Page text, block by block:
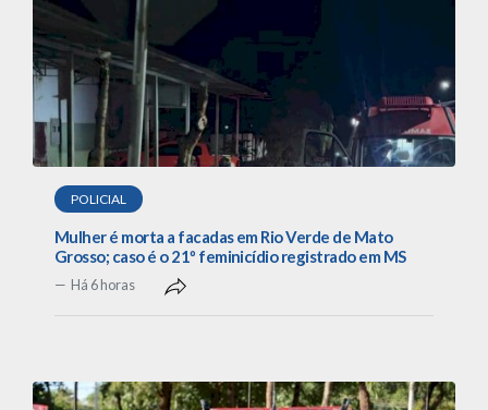
POLICIAL
Mulher é morta a facadas em Rio Verde de Mato
Grosso; caso é o 21º feminicídio registrado em MS
Há 6 horas